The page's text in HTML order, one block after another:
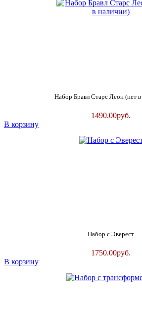
Набор Бравл Старс Леон (нет
1490.00руб.
В корзину
Набор с Эверест
1750.00руб.
В корзину